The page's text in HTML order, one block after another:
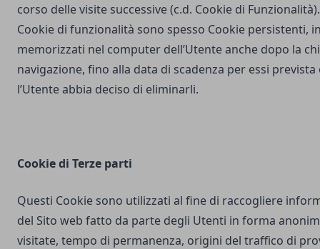
corso delle visite successive (c.d. Cookie di
Cookie di funzionalità sono spesso Cookie persistenti,
memorizzati nel computer dell’Utente anche dopo la
navigazione, fino alla data di scadenza per essi
l’Utente abbia deciso di eliminarli.
Cookie di Terze parti
Questi Cookie sono utilizzati al fine di raccogliere
del Sito web fatto da parte degli Utenti in forma
visitate, tempo di permanenza, origini del traffico di